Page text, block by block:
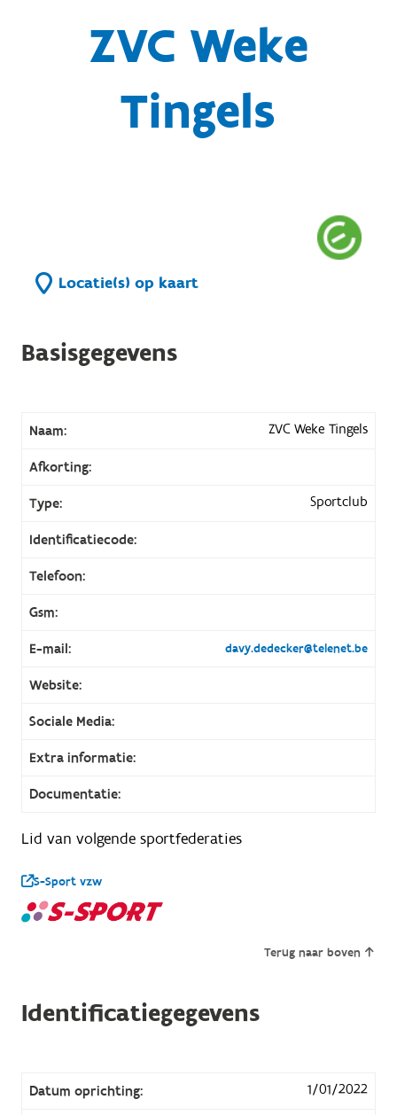
ZVC Weke
Tingels
Locatie(s) op kaart
Basisgegevens
Naam: ZVC Weke Tingels
Afkorting:
Type: Sportclub
Identificatiecode:
Telefoon:
Gsm:
E-mail: davy.dedecker@telenet.be
Website:
Sociale Media:
Extra informatie:
Documentatie:
Lid van volgende sportfederaties
S-Sport vzw
Terug naar boven
Identificatiegegevens
Datum oprichting: 1/01/2022